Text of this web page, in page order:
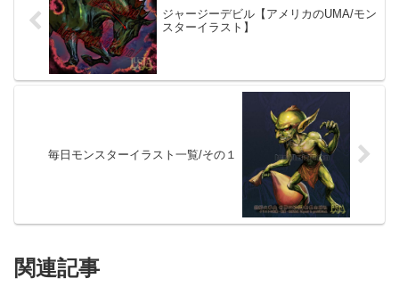
ジャージーデビル【アメリカのUMA/モン
スターイラスト】
毎日モンスターイラスト一覧/その１
関連記事